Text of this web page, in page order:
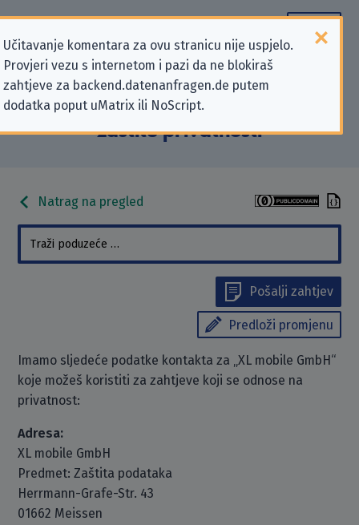
Učitavanje komentara za ovu stranicu nije uspjelo.
Provjeri vezu s internetom i pazi da ne blokiraš
zahtjeve za backend.datenanfragen.de putem
dodatka poput uMatrix ili NoScript.
Podaci kontakta „XL mobile GmbH”
koji se odnose na zahtjeve za
zaštitu privatnosti
Natrag na pregled
Pošalji zahtjev
Predloži promjenu
Imamo sljedeće podatke kontakta za „XL mobile GmbH“
koje možeš koristiti za zahtjeve koji se odnose na
privatnost:
Adresa:
XL mobile GmbH
Predmet: Zaštita podataka
Herrmann-Grafe-Str. 43
01662 Meissen